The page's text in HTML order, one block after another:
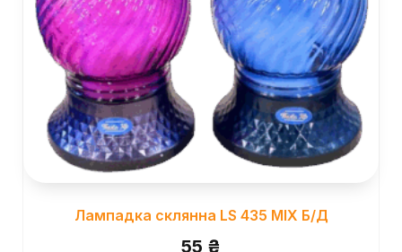
Лампадка склянна LS 435 MIX Б/Д
55 ₴